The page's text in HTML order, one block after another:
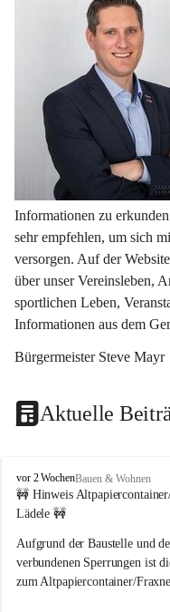
Informationen zu
sehr empfehlen, um sich
versorgen. Auf der
über unser Vereinsleben,
sportlichen Leben,
Informationen aus dem
Bürgermeister Steve Mayr
Aktuelle
F
r
a
e
r
n
vor 2 WochenBauen & Wohnen
🚧 Hinweis
Lädele 🚧
Aufgrund der Baustelle und
verbundenen Sperrungen ist
zum Altpapiercontainer/